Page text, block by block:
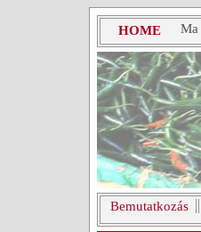
HOME Ma
Bemutatkozás